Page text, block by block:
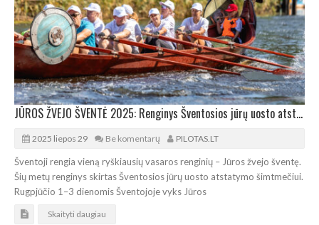
JŪROS ŽVEJO ŠVENTĖ 2025: Renginys Šventosios jūrų uosto atstatymo 100-mečiui
2025 liepos 29 Be komentarų PILOTAS.LT
Šventoji rengia vieną ryškiausių vasaros renginių – Jūros žvejo šventę.
Šių metų renginys skirtas Šventosios jūrų uosto atstatymo šimtmečiui.
Rugpjūčio 1–3 dienomis Šventojoje vyks Jūros
Skaityti daugiau